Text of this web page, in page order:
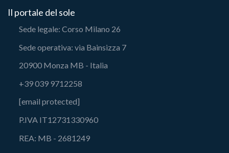
Il portale del sole
Sede legale: Corso Milano 26
Sede operativa: via Bainsizza 7
20900 Monza MB - Italia
+39 039 9712258
[email protected]
P.IVA IT12731330960
REA: MB - 2681249